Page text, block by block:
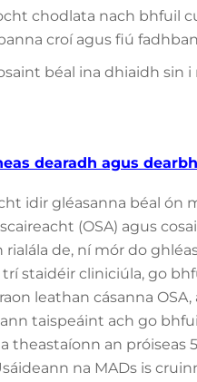
chodlata nach bhfuil
croí agus fiú
béal ina dhiaidh sin
dearadh agus
idir gléasanna béal ón
(OSA) agus
rialála de, ní mór do
staidéir cliniciúla, go
leathan cásanna
taispeáint ach go
theastaíonn an próiseas
na MADs is